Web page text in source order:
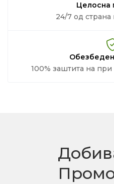
Целосна
24/7 од
100% заштита на